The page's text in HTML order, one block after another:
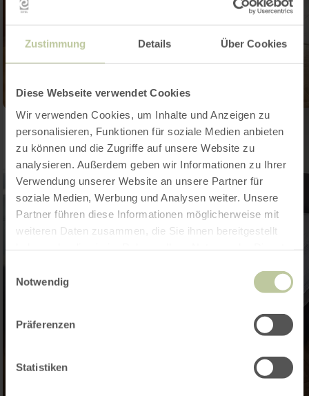
Zustimmung Details Über Cookies
Diese Webseite verwendet Cookies
Wir verwenden Cookies, um Inhalte und Anzeigen zu
personalisieren, Funktionen für soziale Medien anbieten
zu können und die Zugriffe auf unsere Website zu
analysieren. Außerdem geben wir Informationen zu Ihrer
Verwendung unserer Website an unsere Partner für
soziale Medien, Werbung und Analysen weiter. Unsere
Partner führen diese Informationen möglicherweise mit
weiteren Daten zusammen, die Sie ihnen bereitgestellt
Notwendig
Präferenzen
Statistiken